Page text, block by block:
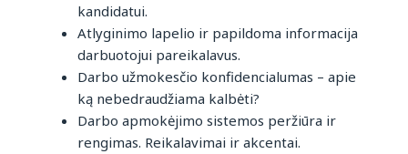
kandidatui.
Atlyginimo lapelio ir papildoma informacija
darbuotojui pareikalavus.
Darbo užmokesčio konfidencialumas – apie
ką nebedraudžiama kalbėti?
Darbo apmokėjimo sistemos peržiūra ir
rengimas. Reikalavimai ir akcentai.